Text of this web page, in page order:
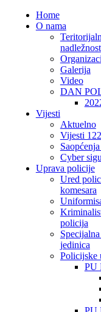
Home
O nama
nadležnost
Galerija
Video
DAN
Vijesti
Aktuelno
Vijesti 122
Cyber
Uprava policije
Ured
komesara
policija
jedinica
Policijske
PU